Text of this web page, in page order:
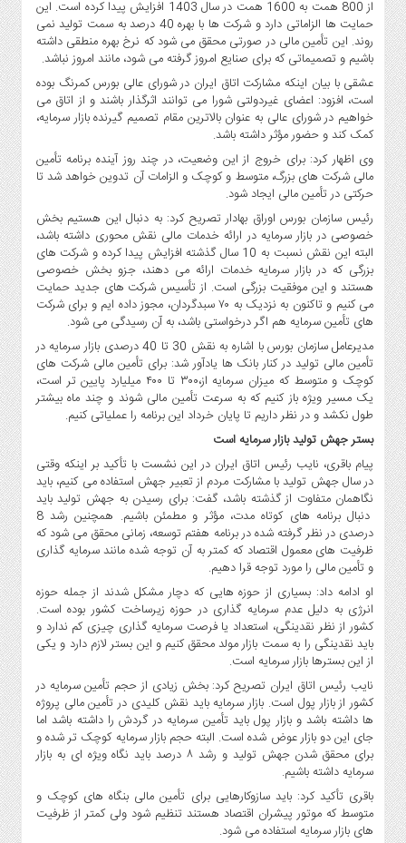
از 800 همت به 1600 همت در سال 1403 افزایش پیدا کرده است. این
حمایت ها الزاماتی دارد و شرکت ها با بهره 40 درصد به سمت تولید نمی
روند. این تأمین مالی در صورتی محقق می شود که نرخ بهره منطقی داشته
باشیم و تصمیماتی که برای صنایع امروز گرفته می شود، مانند امروز نباشد.
عشقی با بیان اینکه مشارکت اتاق ایران در شورای عالی بورس کمرنگ بوده
است، افزود: اعضای غیردولتی شورا می توانند اثرگذار باشند و از اتاق می
خواهیم در شورای عالی به عنوان بالاترین مقام تصمیم گیرنده بازار سرمایه،
کمک کند و حضور مؤثر داشته باشد.
وی اظهار کرد: برای خروج از این وضعیت، در چند روز آینده برنامه تأمین
مالی شرکت های بزرگ، متوسط و کوچک و الزامات آن تدوین خواهد شد تا
حرکتی در تأمین مالی ایجاد شود.
رئیس سازمان بورس اوراق بهادار تصریح کرد: به دنبال این هستیم بخش
خصوصی در بازار سرمایه در ارائه خدمات مالی نقش محوری داشته باشد،
البته این نقش نسبت به 10 سال گذشته افزایش پیدا کرده و شرکت های
بزرگی که در بازار سرمایه خدمات ارائه می دهند، جزو بخش خصوصی
هستند و این موفقیت بزرگی است. از تأسیس شرکت های جدید حمایت
می کنیم و تاکنون به نزدیک به ۷۰ سبدگردان، مجوز داده ایم و برای شرکت
های تأمین سرمایه هم اگر درخواستی باشد، به آن رسیدگی می شود.
مدیرعامل سازمان بورس با اشاره به نقش 30 تا 40 درصدی بازار سرمایه در
تأمین مالی تولید در کنار بانک ها یادآور شد: برای تأمین مالی شرکت های
کوچک و متوسط که میزان سرمایه از،۳۰۰ تا ۴۰۰ میلیارد پایین تر است،
یک مسیر ویژه باز کنیم که به سرعت تأمین مالی شوند و چند ماه بیشتر
طول نکشد و در نظر داریم تا پایان خرداد این برنامه را عملیاتی کنیم.
بستر جهش تولید بازار سرمایه است
پیام باقری، نایب رئیس اتاق ایران در این نشست با تأکید بر اینکه وقتی
در سال جهش تولید با مشارکت مردم از تعبیر جهش استفاده می کنیم، باید
نگاهمان متفاوت از گذشته باشد، گفت: برای رسیدن به جهش تولید باید
دنبال برنامه های کوتاه مدت، مؤثر و مطمئن باشیم. همچنین رشد 8
درصدی در نظر گرفته شده در برنامه هفتم توسعه، زمانی محقق می شود که
ظرفیت های معمول اقتصاد که کمتر به آن توجه شده مانند سرمایه گذاری
و تأمین مالی را مورد توجه قرا دهیم.
او ادامه داد: بسیاری از حوزه هایی که دچار مشکل شدند از جمله حوزه
انرژی به دلیل عدم سرمایه گذاری در حوزه زیرساخت کشور بوده است.
کشور از نظر نقدینگی، استعداد یا فرصت سرمایه گذاری چیزی کم ندارد و
باید نقدینگی را به سمت بازار مولد محقق کنیم و این بستر لازم دارد و یکی
از این بسترها بازار سرمایه است.
نایب رئیس اتاق ایران تصریح کرد: بخش زیادی از حجم تأمین سرمایه در
کشور از بازار پول است. بازار سرمایه باید نقش کلیدی در تأمین مالی پروژه
ها داشته باشد و بازار پول باید تأمین سرمایه در گردش را داشته باشد اما
جای این دو بازار عوض شده است. البته حجم بازار سرمایه کوچک تر شده و
برای محقق شدن جهش تولید و رشد ۸ درصد باید نگاه ویژه ای به بازار
سرمایه داشته باشیم.
باقری تأکید کرد: باید سازوکارهایی برای تأمین مالی بنگاه های کوچک و
متوسط که موتور پیشران اقتصاد هستند تنظیم شود ولی کمتر از ظرفیت
های بازار سرمایه استفاده می شود.